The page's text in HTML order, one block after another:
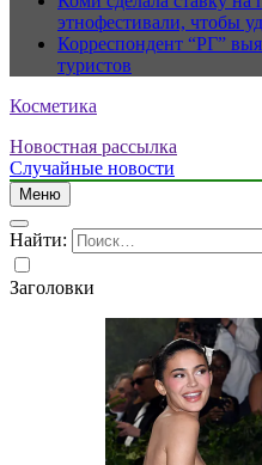
этнофестивали, чтобы
Корреспондент “РГ”
туристов
Косметика
Новостная рассылка
Случайные новости
Меню
Найти:
Заголовки